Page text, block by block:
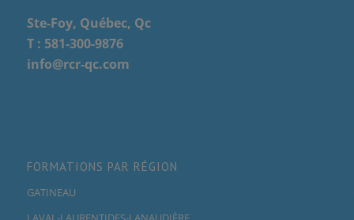
Ste-Foy, Québec, Qc
T : 581-300-9876
info@rcr-qc.com
FORMATIONS PAR RÉGION
GATINEAU